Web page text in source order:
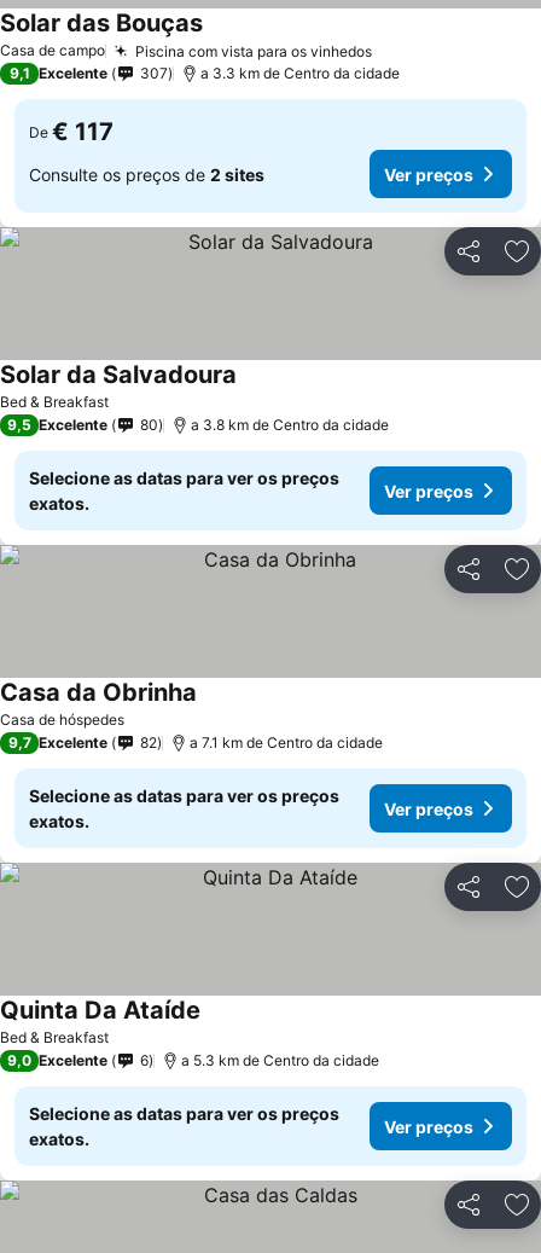
Casa de campo Piscina com vista para os vinhedosVer preços
Solar das BouçasVer preços
9,1 Excelente 307 a 3.3 km de Centro da cidade
De € 117
Consulte os preços de 2 sites Ver preços
Partilhar
Bed & Breakfast
Solar da Salvadoura
9,5 Excelente 80 a 3.8 km de Centro da cidade
Selecione as datas para ver os preços
exatos.
Ver preços
Partilhar
Casa de hóspedes
Casa da Obrinha
9,7 Excelente 82 a 7.1 km de Centro da cidade
Selecione as datas para ver os preços
exatos.
Ver preços
Partilhar
Bed & Breakfast
Quinta Da Ataíde
9,0 Excelente 6 a 5.3 km de Centro da cidade
Selecione as datas para ver os preços
exatos.
Ver preços
Partilhar